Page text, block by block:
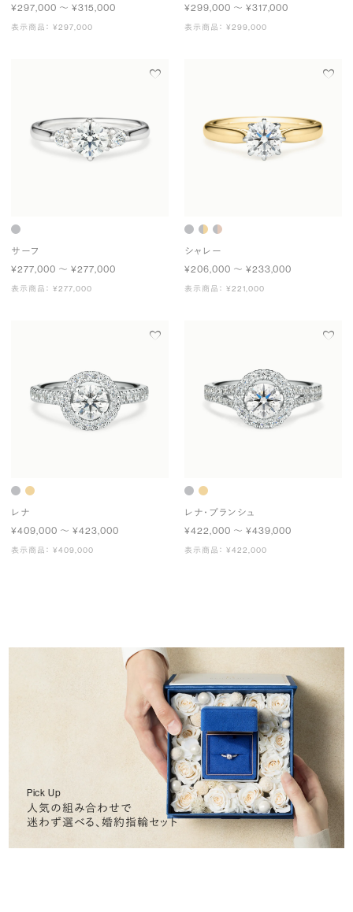
¥297,000 〜 ¥315,000
表示商品： ¥297,000
¥299,000 〜 ¥317,000
表示商品： ¥299,000
サーフ
¥277,000 〜 ¥277,000
表示商品： ¥277,000
シャレー
¥206,000 〜 ¥233,000
表示商品： ¥221,000
レナ
¥409,000 〜 ¥423,000
表示商品： ¥409,000
レナ・ブランシュ
¥422,000 〜 ¥439,000
表示商品： ¥422,000
Pick Up
人気の組み合わせで
迷わず選べる、婚約指輪セット